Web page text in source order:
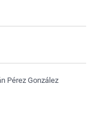
Gente viajera
Retornados
Galicia
Televisión
Pérez González